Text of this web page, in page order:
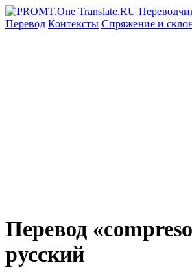
Перевод Контексты Спряжение и
Перевод
русский